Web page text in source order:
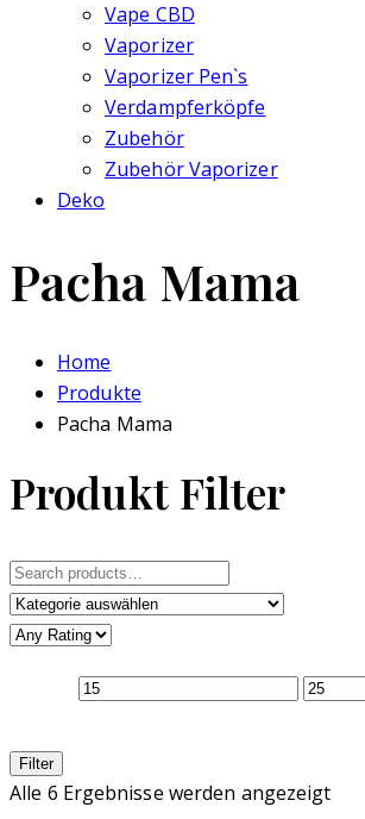
Vape CBD
Vaporizer
Vaporizer Pen`s
Verdampferköpfe
Zubehör
Zubehör Vaporizer
Deko
Pacha Mama
Home
Produkte
Pacha Mama
Produkt Filter
Search
for:
Filter
Alle 6 Ergebnisse werden angezeigtNach